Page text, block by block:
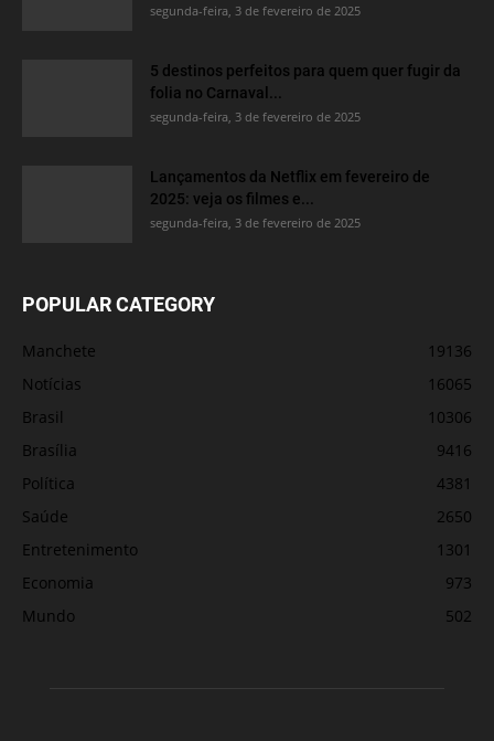
segunda-feira, 3 de fevereiro de 2025
5 destinos perfeitos para quem quer fugir da
folia no Carnaval...
segunda-feira, 3 de fevereiro de 2025
Lançamentos da Netflix em fevereiro de
2025: veja os filmes e...
segunda-feira, 3 de fevereiro de 2025
POPULAR CATEGORY
Manchete
19136
Notícias
16065
Brasil
10306
Brasília
9416
Política
4381
Saúde
2650
Entretenimento
1301
Economia
973
Mundo
502